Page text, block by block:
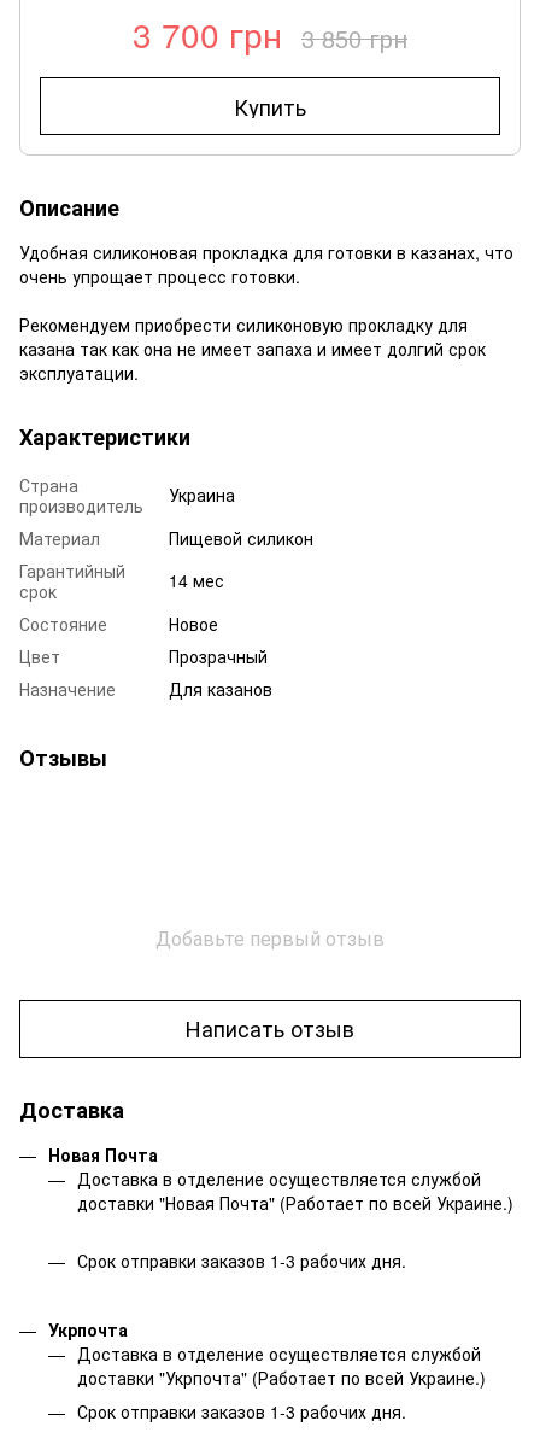
3 700 грн 3 850 грн
Купить
Описание
Удобная силиконовая прокладка для готовки в казанах, что
очень упрощает процесс готовки.
Рекомендуем приобрести силиконовую прокладку для
казана так как она не имеет запаха и имеет долгий срок
эксплуатации.
Характеристики
Страна
производитель
Украина
Материал
Пищевой силикон
Гарантийный
срок
14 мес
Состояние
Новое
Цвет
Прозрачный
Назначение
Для казанов
Отзывы
Добавьте первый отзыв
Написать отзыв
Доставка
Новая Почта
Доставка в отделение осуществляется службой
доставки "Новая Почта" (Работает по всей Украине.)
Срок отправки заказов 1-3 рабочих дня.
Укрпочта
Доставка в отделение осуществляется службой
доставки "Укрпочта" (Работает по всей Украине.)
Срок отправки заказов 1-3 рабочих дня.